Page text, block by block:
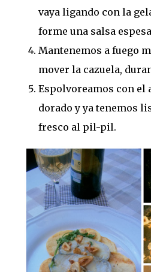
vaya ligando con la
forme una salsa
Mantenemos a fuego
mover la cazuela,
Espolvoreamos con el
dorado y ya tenemos
fresco al pil-pil.